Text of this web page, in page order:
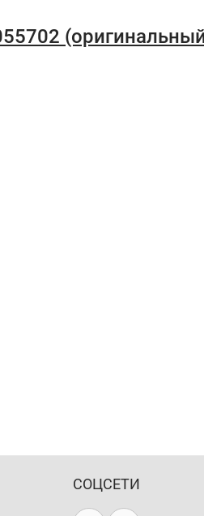
СОЦСЕТИ